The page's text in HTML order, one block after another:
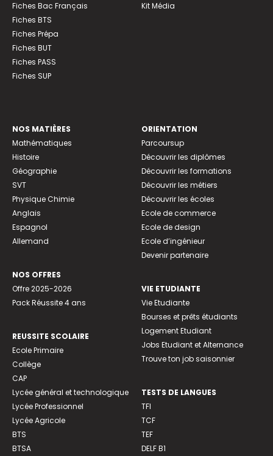
Fiches Bac Français
Fiches BTS
Fiches Prépa
Fiches BUT
Fiches PASS
Fiches SUP
Kit Média
NOS MATIÈRES
Mathématiques
Histoire
Géographie
SVT
Physique Chimie
Anglais
Espagnol
Allemand
NOS OFFRES
Offre 2025-2026
Pack Réussite 4 ans
REUSSITE SCOLAIRE
Ecole Primaire
Collège
CAP
Lycée général et technologique
Lycée Professionnel
Lycée Agricole
BTS
BTSA
ORIENTATION
Parcoursup
Découvrir les diplômes
Découvrir les formations
Découvrir les métiers
Découvrir les écoles
Ecole de commerce
Ecole de design
Ecole d’ingénieur
Devenir partenaire
VIE ETUDIANTE
Vie Etudiante
Bourses et prêts étudiants
Logement Etudiant
Jobs Etudiant et Alternance
Trouve ton job saisonnier
TESTS DE LANGUES
TFI
TCF
TEF
DELF B1